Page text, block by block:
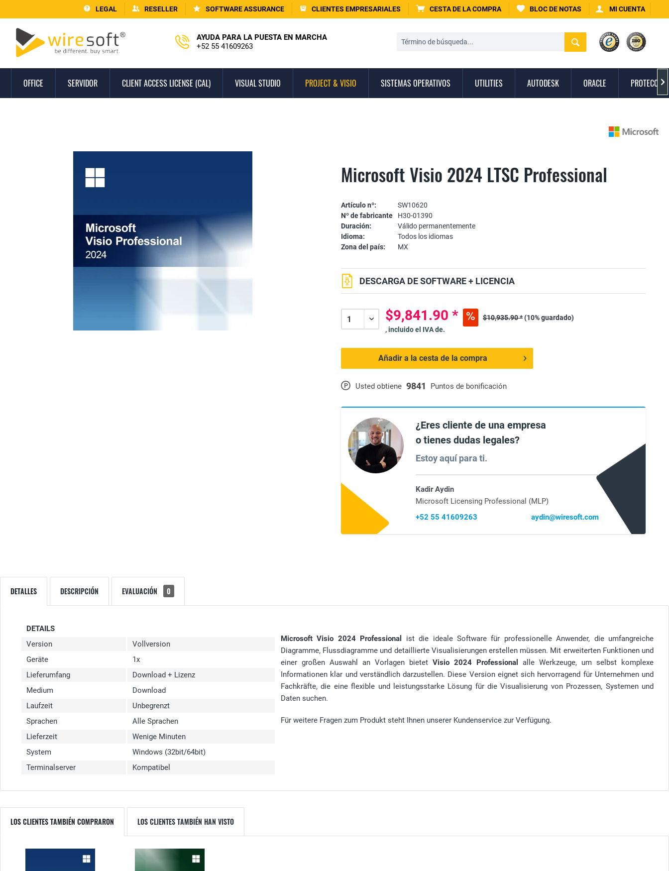
LEGAL RESELLER SOFTWARE ASSURANCE CLIENTES EMPRESARIALES CESTA DE LA COMPRA BLOC DE NOTAS MI CUENTA
AYUDA PARA LA PUESTA EN MARCHA
+52 55 41609263
OFFICE SERVIDOR CLIENT ACCESS LICENSE (CAL) VISUAL STUDIO PROJECT & VISIO SISTEMAS OPERATIVOS UTILITIES AUTODESK ORACLE 
Microsoft Visio 2024 LTSC Professional
Artículo nº:
SW10620
Nº de fabricante
H30-01390
Duración:
Válido permanentemente
Idioma:
Todos los idiomas
Zona del país:
MX
P Usted obtiene 9841 Puntos de bonificación
DESCARGA DE SOFTWARE + LICENCIA
$9,841.90 * $10,935.90 *(10% guardado)
, incluido el IVA de.
Añadir a la cesta de la compra
¿Eres cliente de una empresa
o tienes dudas legales?
Estoy aquí para ti.
Kadir Aydin
Microsoft Licensing Professional (MLP)
+52 55 41609263
aydin@wiresoft.com
DETALLES DESCRIPCIÓN EVALUACIÓN 0
DETAILS
Version
Vollversion
Geräte
1x
Lieferumfang
Download + Lizenz
Medium
Download
Laufzeit
Unbegrenzt
Sprachen
Alle Sprachen
Lieferzeit
Wenige Minuten
System
Windows (32bit/64bit)
Terminalserver
Kompatibel
Microsoft Visio 2024 Professional
ist die ideale Software für professionelle Anwender, die umfangreiche
Diagramme, Flussdiagramme und detaillierte Visualisierungen erstellen müssen. Mit erweiterten Funktionen und
einer großen Auswahl an Vorlagen bietet Visio 2024 Professional
alle Werkzeuge, um selbst komplexe
Informationen klar und verständlich darzustellen. Diese Version eignet sich hervorragend für Unternehmen und
Fachkräfte, die eine flexible und leistungsstarke Lösung für die Visualisierung von Prozessen, Systemen und
Daten suchen.
Für weitere Fragen zum Produkt steht Ihnen unserer Kundenservice zur Verfügung.
LOS CLIENTES TAMBIÉN COMPRARON LOS CLIENTES TAMBIÉN HAN VISTO